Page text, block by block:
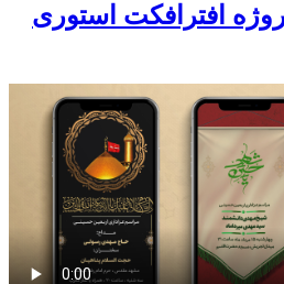
افترافکت استوری